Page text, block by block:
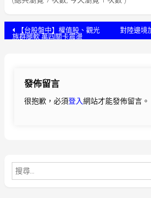
文 【台股盤中】權值股、觀光
族群腿軟 萬四關卡震盪
對陸邊境
發佈留言
很抱歉，必須登入網站才能發佈留言。